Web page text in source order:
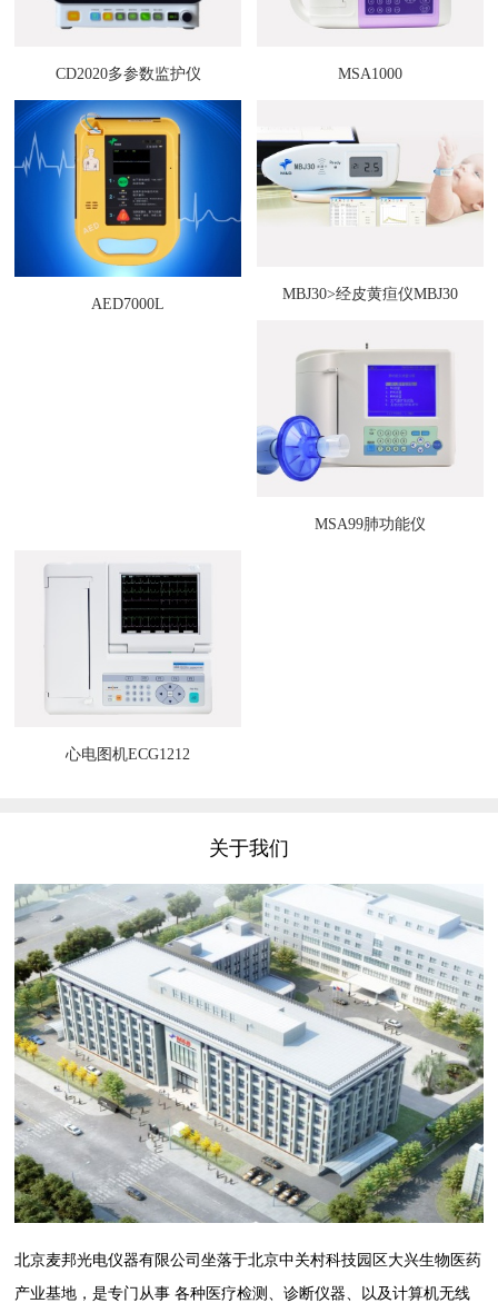
CD2020多参数监护仪 MSA1000
AED7000L
MBJ30>经皮黄疸仪MBJ30
MSA99肺功能仪
心电图机ECG1212
关于我们
北京麦邦光电仪器有限公司坐落于北京中关村科技园区大兴生物医药
产业基地，是专门从事 各种医疗检测、诊断仪器、以及计算机无线